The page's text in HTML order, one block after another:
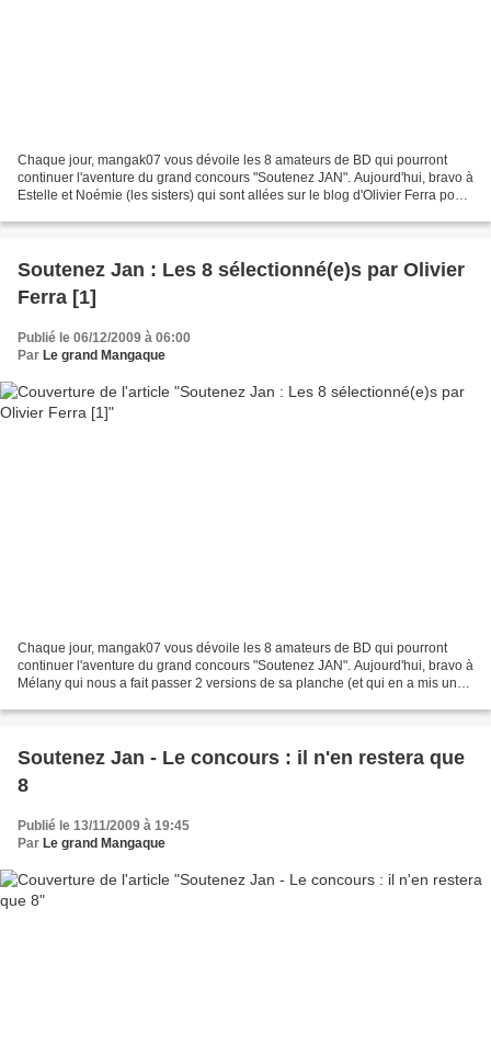
Chaque jour, mangak07 vous dévoile les 8 amateurs de BD qui pourront
continuer l'aventure du grand concours "Soutenez JAN". Aujourd'hui, bravo à
Estelle et Noémie (les sisters) qui sont allées sur le blog d'Olivier Ferra pour
Soutenez Jan : Les 8 sélectionné(e)s par Olivier
Ferra [1]
Publié le 06/12/2009 à 06:00
Par Le grand Mangaque
Chaque jour, mangak07 vous dévoile les 8 amateurs de BD qui pourront
continuer l'aventure du grand concours "Soutenez JAN". Aujourd'hui, bravo à
Mélany qui nous a fait passer 2 versions de sa planche (et qui en a mis une
Soutenez Jan - Le concours : il n'en restera que
8
Publié le 13/11/2009 à 19:45
Par Le grand Mangaque